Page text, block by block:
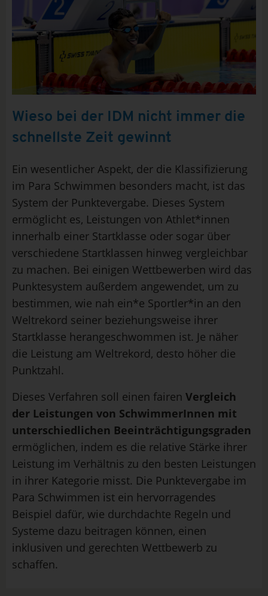
Wieso bei der IDM nicht immer die
schnellste Zeit gewinnt
Ein wesentlicher Aspekt, der die Klassifizierung
im Para Schwimmen besonders macht, ist das
System der Punktevergabe. Dieses System
ermöglicht es, Leistungen von Athlet*innen
innerhalb einer Startklasse oder sogar über
verschiedene Startklassen hinweg vergleichbar
zu machen. Bei einigen Wettbewerben wird das
Punktesystem außerdem angewendet, um zu
bestimmen, wie nah ein*e Sportler*in an den
Weltrekord seiner beziehungsweise ihrer
Startklasse herangeschwommen ist. Je näher
die Leistung am Weltrekord, desto höher die
Punktzahl.
Dieses Verfahren soll einen fairen Vergleich
der Leistungen von SchwimmerInnen mit
unterschiedlichen Beeinträchtigungsgraden
ermöglichen, indem es die relative Stärke ihrer
Leistung im Verhältnis zu den besten Leistungen
in ihrer Kategorie misst. Die Punktevergabe im
Para Schwimmen ist ein hervorragendes
Beispiel dafür, wie durchdachte Regeln und
Systeme dazu beitragen können, einen
inklusiven und gerechten Wettbewerb zu
schaffen.